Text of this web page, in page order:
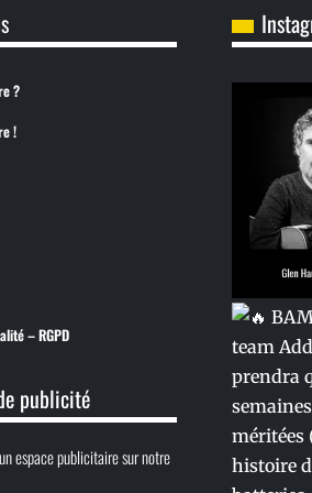
?
!
– RGPD
publicité
espace publicitaire sur notre